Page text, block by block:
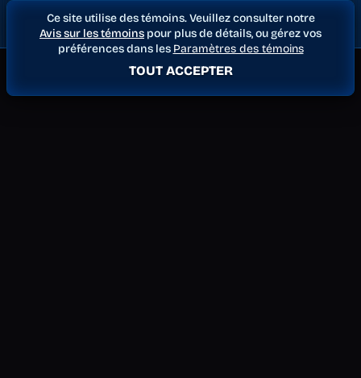
Ce site utilise des témoins. Veuillez consulter notre
Avis sur les témoins pour plus de détails, ou gérez vos
préférences dans les Paramètres des témoins
TOUT ACCEPTER